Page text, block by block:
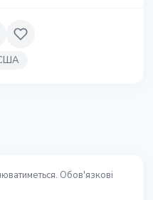
Обов'язкові